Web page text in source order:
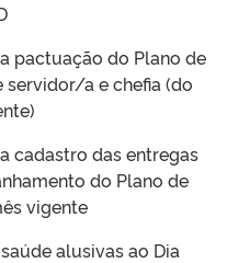
pactuação do Plano de
servidor/a e chefia (do
cadastro das entregas
do Plano de
vigente
alusivas ao Dia